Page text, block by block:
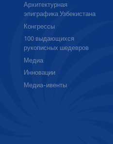
Архитектурная
эпиграфика Узбекистана
Конгрессы
100 выдающихся
рукописных шедевров
Медиа
Инновации
Медиа-ивенты